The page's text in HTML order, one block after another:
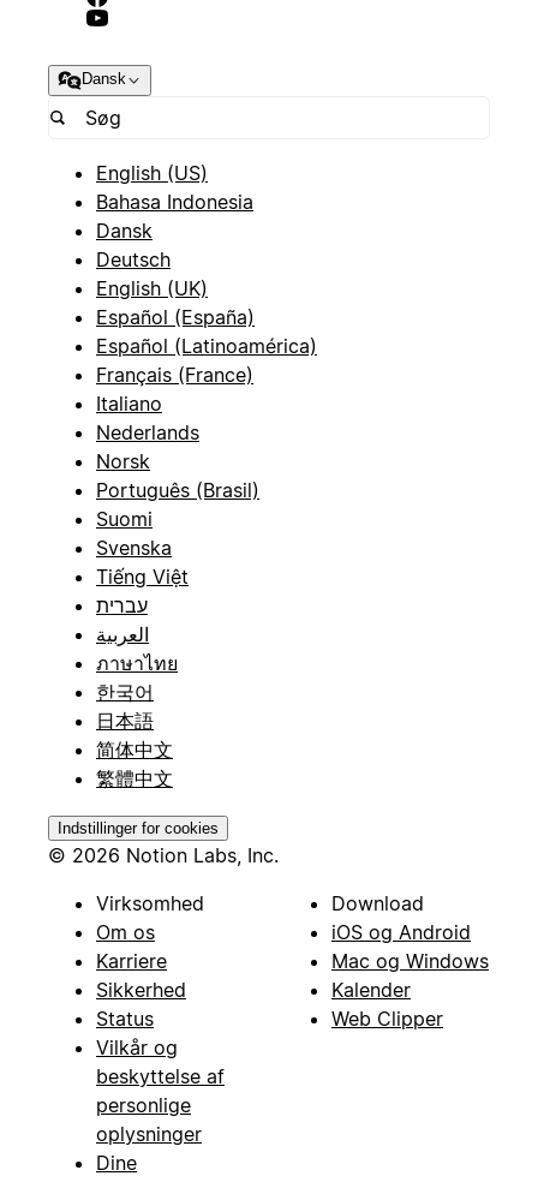
Dansk
English (US)
Bahasa Indonesia
Dansk
Deutsch
English (UK)
Español (España)
Español (Latinoamérica)
Français (France)
Italiano
Nederlands
Norsk
Português (Brasil)
Suomi
Svenska
Tiếng Việt
עברית
العربية
ภาษาไทย
한국어
日本語
简体中文
繁體中文
Indstillinger for cookies
© 2026 Notion Labs, Inc.
Virksomhed
Om os
Karriere
Sikkerhed
Status
Vilkår og
beskyttelse af
personlige
oplysninger
Dine
Download
iOS og Android
Mac og Windows
Kalender
Web Clipper